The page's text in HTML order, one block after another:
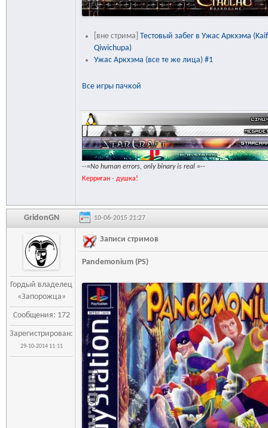
[вне стрима] Тестовый забег в Ужас Аркхэма
Qiwichupa)
Ужас Аркхэма (все те же лица) #1
Все игры пачкой
--=No human errors, only binary is real =--
Керриган - душка!
GridonGN 10-06-2015 21:27
Гордый владелец
«Запорожца»
Сообщения: 172
Зарегистрирован:
29-10-2014 11:11
Записи стримов
Pandemonium (PS)